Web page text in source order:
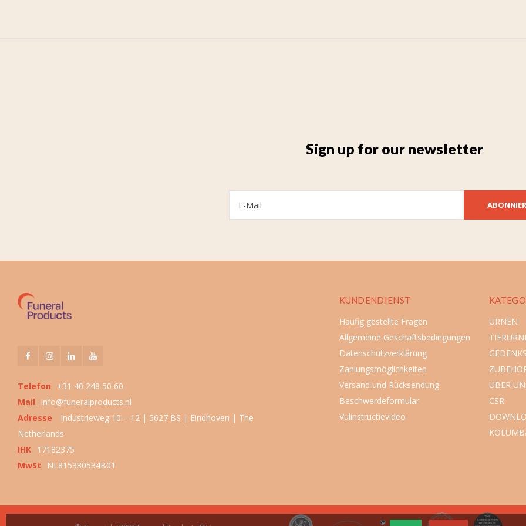
Sign up for our newsletter
Telefon
+31 40 248 50 60
Mail
info@funeralproducts.nl
Adresse
Industrieweg 10 – 12 | 5627 BS | Eindhoven | The
Netherlands
IHK 17182375
MwSt
NL815330534B01
KUNDENDIENST
Häufig gestellte Fragen
Allgemeine Geschäftsbedingungen
Datenschutzverklärung
Zahlungsmöglichkeiten
Versand und Rücksendung
Beschwerdeformular
Vulinstructievideo
URNEN
ÜBER
CSR